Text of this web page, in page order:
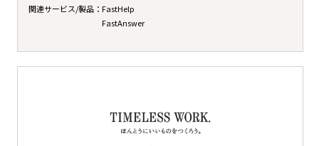
関連サービス/製品： FastHelp
FastAnswer